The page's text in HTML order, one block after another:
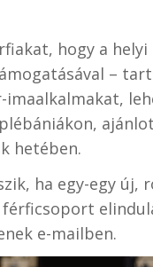
hogy a
–
hetében.
ha egy-egy új,
férficsoport
e-mailben.